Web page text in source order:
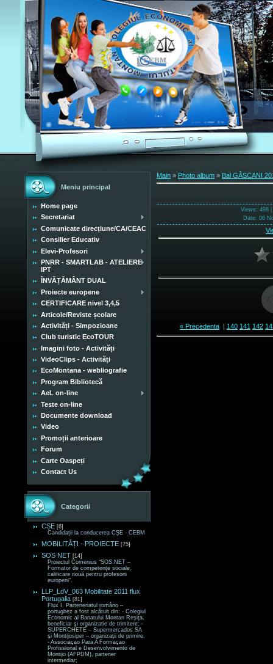
Meniu principal
Home page
Secretariat
Comunicate direcțiune/CA/CEAC
Consilier Educativ
Elevi-Profesori
PNRR - SMARTLAB - ATELIERE
IPT
ÎNVĂȚĂMÂNT DUAL
Proiecte europene
CERTIFICARE nivel 3,4,5
Articole/Reviste școlare
Activități - Simpozioane
Club turistic EcoTOUR
Imagini foto - Activități
VideoClips - Activități
EcoMontana - webliografie
Program Bibliotecă
AeL on-line
Teste on-line
Documente download
Video
Promoții anterioare
Forum
Carte Oaspeți
Contact Us
Categorii
CȘE [6]
Candidații la conducerea CȘE - CEBM
MOBILITĂȚI - PROIECTE [75]
SOS NET [14]
Proiectul Comenius “SOS.NET –
Formator de competenţe sociale,
calificare nouă pentru profesorii
europeni“.
LLP_LdV_063 Mobilitate 2011 flux
Portugalia [81]
Flux I. Parteneriatul româno –
portughez a fost alcătuit din: - Colegiul
Economic al Banatului Montan Reşiţa,
beneficiar şi organizatie de trimitere; -
SUPERCHETE – Supermercados SA
şi Montijosiper – organizaţii de primire.
- Associaçao Para A Formaçao
Profissional e Desenvolvimento de
Montijo (AFPDM), partener
intermediar;
Main » Photo album » Bal GÂSCANI
Views: 498 |
Date: 06
« Precedenta | 140 141 142